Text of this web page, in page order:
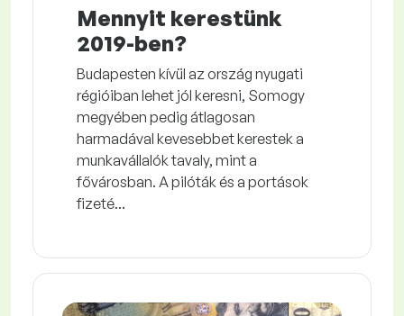
Mennyit kerestünk
2019-ben?
Budapesten kívül az ország nyugati
régióiban lehet jól keresni, Somogy
megyében pedig átlagosan
harmadával kevesebbet kerestek a
munkavállalók tavaly, mint a
fővárosban. A pilóták és a portások
fizeté...